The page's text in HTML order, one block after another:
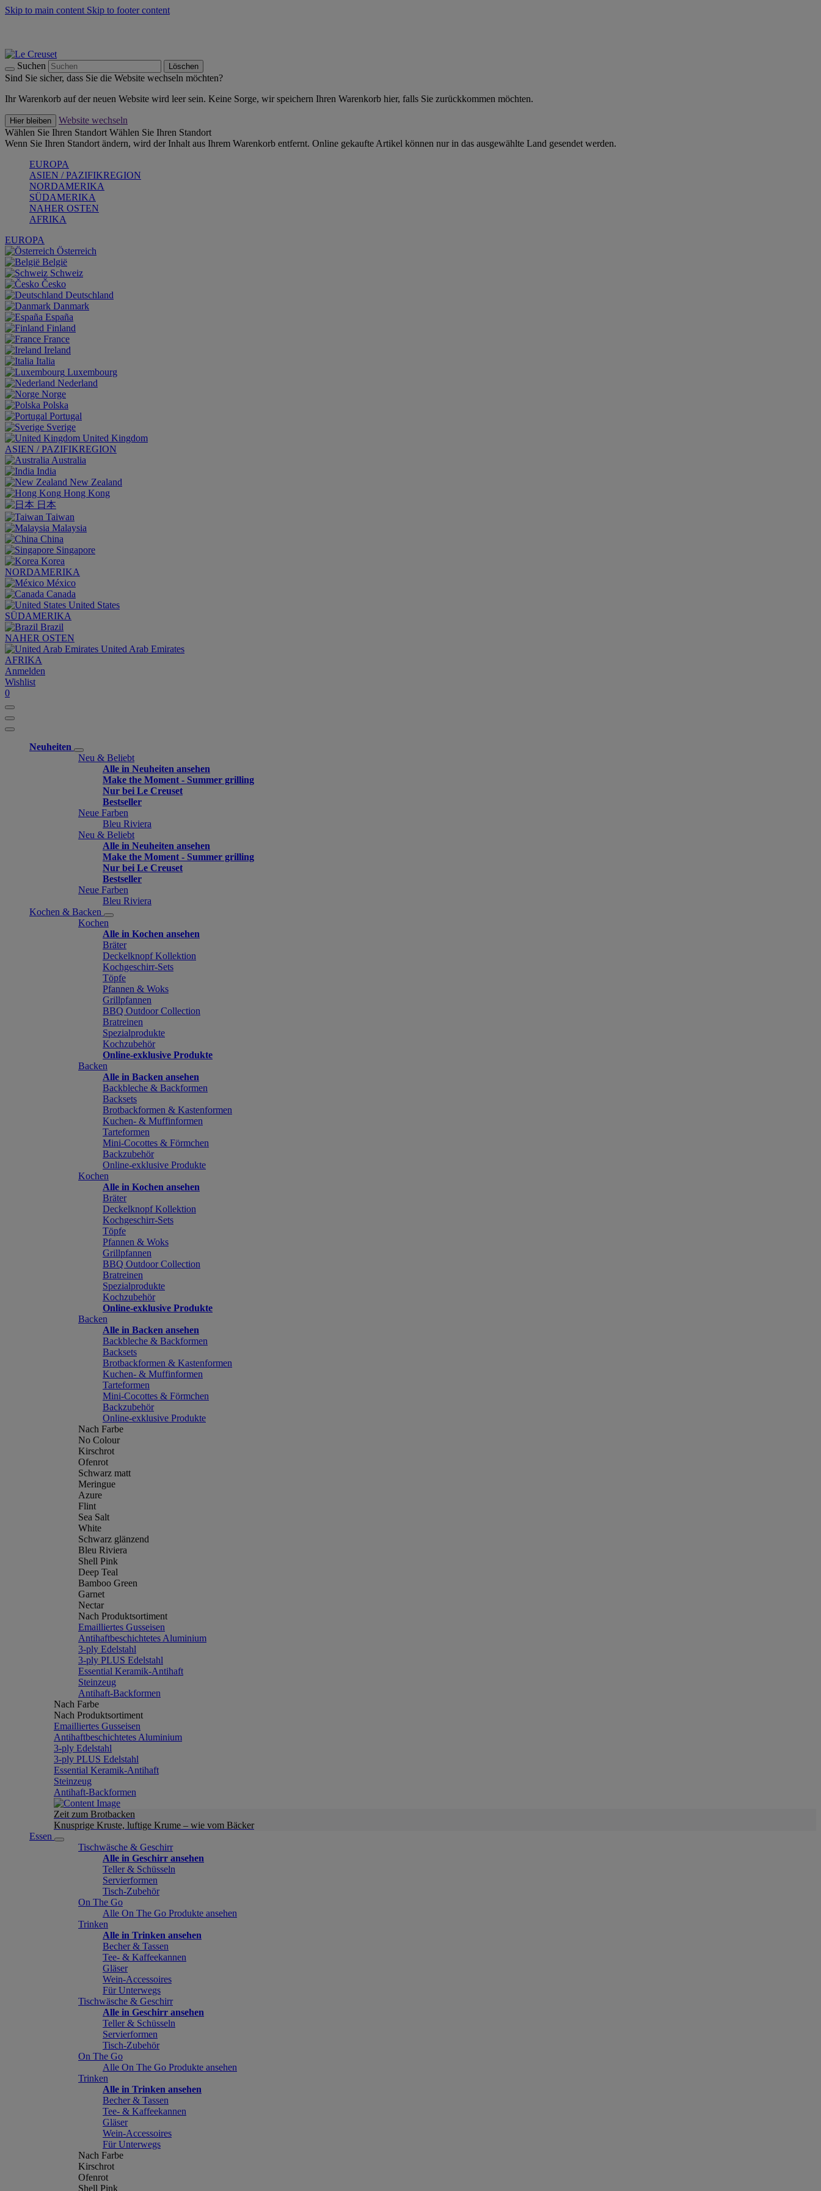
Skip to main content Skip to footer content
Suchen Löschen
Sind Sie sicher, dass Sie die Website wechseln möchten?
Ihr Warenkorb auf der neuen Website wird leer sein. Keine Sorge, wir speichern Ihren Warenkorb hier, falls Sie zurückkommen möchten.
Hier bleiben
Website wechseln
Wählen Sie Ihren Standort Wählen Sie Ihren Standort
Wenn Sie Ihren Standort ändern, wird der Inhalt aus Ihrem Warenkorb entfernt. Online gekaufte Artikel können nur in das ausgewählte Land gesendet werden.
EUROPA
ASIEN / PAZIFIKREGION
NORDAMERIKA
SÜDAMERIKA
NAHER OSTEN
AFRIKA
EUROPA
Österreich
België
Schweiz
Česko
Deutschland
Danmark
España
Finland
France
Ireland
Italia
Luxembourg
Nederland
Norge
Polska
Portugal
Sverige
United Kingdom
ASIEN / PAZIFIKREGION
Australia
India
New Zealand
Hong Kong
日本
Taiwan
Malaysia
China
Singapore
Korea
NORDAMERIKA
México
Canada
United States
SÜDAMERIKA
Brazil
NAHER OSTEN
United Arab Emirates
AFRIKA
Anmelden
Wishlist
0
Neuheiten
Neu & Beliebt
Alle in Neuheiten ansehen
Make the Moment - Summer grilling
Nur bei Le Creuset
Bestseller
Neue Farben
Bleu Riviera
Neu & Beliebt
Alle in Neuheiten ansehen
Make the Moment - Summer grilling
Nur bei Le Creuset
Bestseller
Neue Farben
Bleu Riviera
Kochen & Backen
Kochen
Alle in Kochen ansehen
Bräter
Deckelknopf Kollektion
Kochgeschirr-Sets
Töpfe
Pfannen & Woks
Grillpfannen
BBQ Outdoor Collection
Bratreinen
Spezialprodukte
Kochzubehör
Online-exklusive Produkte
Backen
Alle in Backen ansehen
Backbleche & Backformen
Backsets
Brotbackformen & Kastenformen
Kuchen- & Muffinformen
Tarteformen
Mini-Cocottes & Förmchen
Backzubehör
Online-exklusive Produkte
Kochen
Alle in Kochen ansehen
Bräter
Deckelknopf Kollektion
Kochgeschirr-Sets
Töpfe
Pfannen & Woks
Grillpfannen
BBQ Outdoor Collection
Bratreinen
Spezialprodukte
Kochzubehör
Online-exklusive Produkte
Backen
Alle in Backen ansehen
Backbleche & Backformen
Backsets
Brotbackformen & Kastenformen
Kuchen- & Muffinformen
Tarteformen
Mini-Cocottes & Förmchen
Backzubehör
Online-exklusive Produkte
Nach Farbe
No Colour
Kirschrot
Ofenrot
Schwarz matt
Meringue
Azure
Flint
Sea Salt
White
Schwarz glänzend
Bleu Riviera
Shell Pink
Deep Teal
Bamboo Green
Garnet
Nectar
Nach Produktsortiment
Emailliertes Gusseisen
Antihaftbeschichtetes Aluminium
3-ply Edelstahl
3-ply PLUS Edelstahl
Essential Keramik-Antihaft
Steinzeug
Antihaft-Backformen
Nach Farbe
Nach Produktsortiment
Emailliertes Gusseisen
Antihaftbeschichtetes Aluminium
3-ply Edelstahl
3-ply PLUS Edelstahl
Essential Keramik-Antihaft
Steinzeug
Antihaft-Backformen
Zeit zum Brotbacken
Knusprige Kruste, luftige Krume – wie vom Bäcker
Essen
Tischwäsche & Geschirr
Alle in Geschirr ansehen
Teller & Schüsseln
Servierformen
Tisch-Zubehör
On The Go
Alle On The Go Produkte ansehen
Trinken
Alle in Trinken ansehen
Becher & Tassen
Tee- & Kaffeekannen
Gläser
Wein-Accessoires
Für Unterwegs
Tischwäsche & Geschirr
Alle in Geschirr ansehen
Teller & Schüsseln
Servierformen
Tisch-Zubehör
On The Go
Alle On The Go Produkte ansehen
Trinken
Alle in Trinken ansehen
Becher & Tassen
Tee- & Kaffeekannen
Gläser
Wein-Accessoires
Für Unterwegs
Nach Farbe
Kirschrot
Ofenrot
Shell Pink